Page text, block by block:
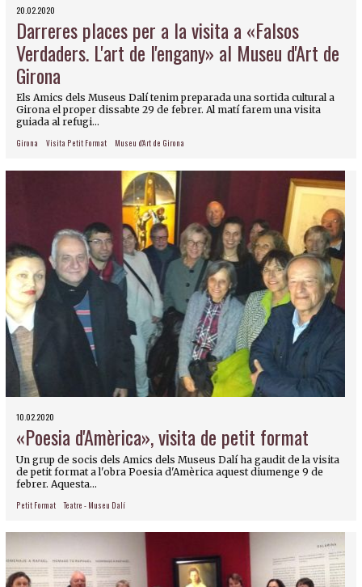
20.02.2020
Darreres places per a la visita a «Falsos
Verdaders. L'art de l'engany» al Museu d'Art de
Girona
Els Amics dels Museus Dalí tenim preparada una sortida cultural a
Girona el proper dissabte 29 de febrer. Al matí farem una visita
guiada al refugi...
Girona Visita Petit Format Museu d'Art de Girona
10.02.2020
«Poesia d'Amèrica», visita de petit format
Un grup de socis dels Amics dels Museus Dalí ha gaudit de la visita
de petit format a l'obra Poesia d'Amèrica aquest diumenge 9 de
febrer. Aquesta...
Petit Format Teatre - Museu Dalí